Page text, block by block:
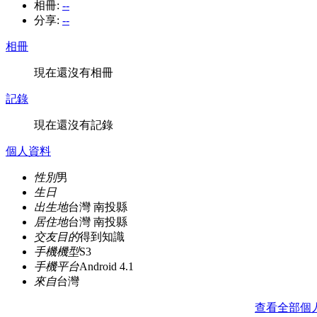
相冊: --
分享: --
相冊
現在還沒有相冊
記錄
現在還沒有記錄
個人資料
性別男
生日
出生地台灣 南投縣
居住地台灣 南投縣
交友目的得到知識
手機機型S3
手機平台Android 4.1
來自台灣
查看全部個